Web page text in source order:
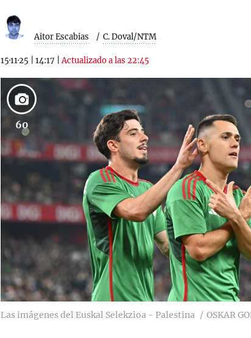
Aitor Escabias C. Doval/NTM
15·11·25 14:17 |Actualizado a las 22:45
60
Las imágenes del Euskal Selekzioa - Palestina OSKAR